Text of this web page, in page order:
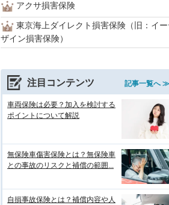
アクサ損害保険
東京海上ダイレクト損害保険（旧：イ
ザイン損害保険）
注目コンテンツ 記事一覧へ ≫
車両保険は必要？加入を検討する
ポイントについて解説
無保険車傷害保険とは？無保険車
との事故のリスクと補償の範囲...
自損事故保険とは？補償内容や人